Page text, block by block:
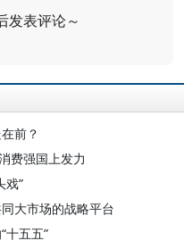
发表评论～
前？
费强国上发力
戏”
大市场的战略平台
十五五”